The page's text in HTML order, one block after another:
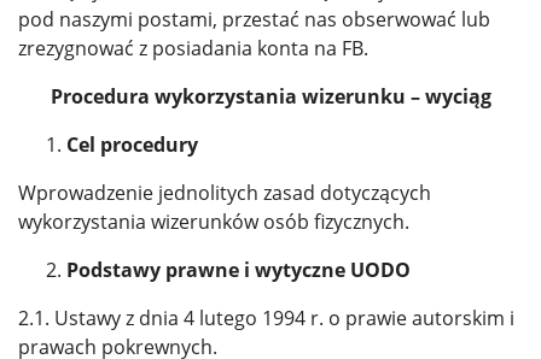
pod naszymi postami, przestać nas obserwować lub
zrezygnować z posiadania konta na FB.
Procedura wykorzystania wizerunku – wyciąg
Cel procedury
Wprowadzenie jednolitych zasad dotyczących
wykorzystania wizerunków osób fizycznych.
Podstawy prawne i wytyczne UODO
2.1. Ustawy z dnia 4 lutego 1994 r. o prawie autorskim i
prawach pokrewnych.